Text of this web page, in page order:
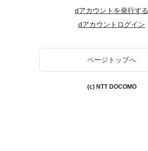
dアカウントを発行する
dアカウントログイン
ページトップへ
(c) NTT DOCOMO